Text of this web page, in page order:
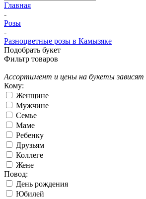
Главная
-
Розы
-
Разноцветные розы в Камызяке
Подобрать букет
Фильтр товаров
Ассортимент и цены на букеты зависят
Кому:
Женщине
Мужчине
Семье
Маме
Ребенку
Друзьям
Коллеге
Жене
Повод:
День рождения
Юбилей